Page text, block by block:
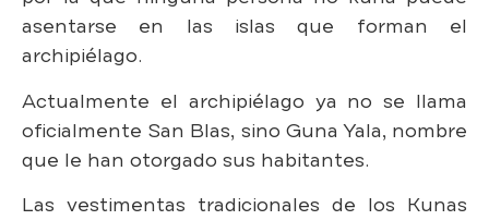
asentarse en las islas que forman el
archipiélago.
Actualmente el archipiélago ya no se llama
oficialmente San Blas, sino Guna Yala, nombre
que le han otorgado sus habitantes.
Las vestimentas tradicionales de los Kunas